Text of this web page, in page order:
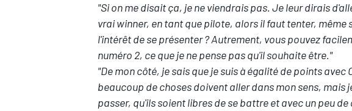
AUTRES CHAMPIONNATS
"Si on me disait ça, je ne viendrais pas. Je leur dirais
vrai winner, en tant que pilote, alors il faut tenter, même
l'intérêt de se présenter? Autrement, vous pouvez
numéro 2, ce que je ne pense pas qu'il souhaite être."
"De mon côté, je sais que je suis à égalité de points
beaucoup de choses doivent aller dans mon sens, mais
passer, qu'ils soient libres de se battre et avec un peu